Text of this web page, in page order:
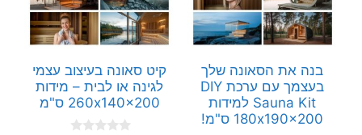
בנה את הסאונה שלך
בעצמך עם ערכת DIY
Sauna Kit למידות
180x190x200 ס"מ!
קיט סאונה בעיצוב עצמי
לגינה או לבית – מידות
260x140x200 ס"מ